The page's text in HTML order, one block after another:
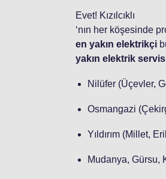
Evet! Kızılcıklı
‘nın her köşesinde
en yakın elektrikçi
yakın elektrik
Nilüfer (Üçevler,
Osmangazi
Yıldırım (Millet,
Mudanya, Gürsu,